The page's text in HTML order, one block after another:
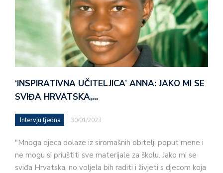
‘INSPIRATIVNA UČITELJICA’ ANNA: JAKO MI SE
SVIĐA HRVATSKA,…
Intervju tjedna 30/01/2023
"Mnoga djeca dolaze iz siromašnih obitelji poput mene i
ne mogu si priuštiti sve materijale za školu. Jako mi se
sviđa Hrvatska, no voljela bih raditi i živjeti s djecom koja